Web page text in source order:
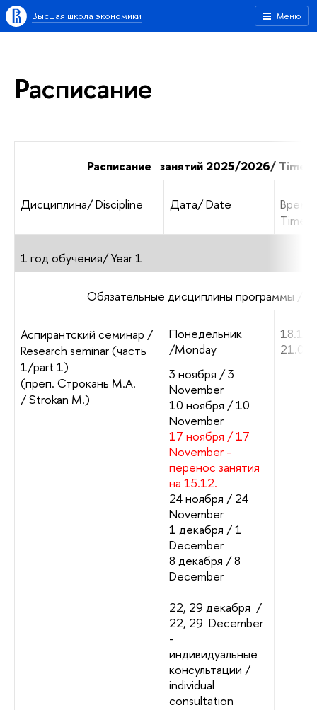
Меню
Высшая школа экономики
Расписание
Расписание занятий 2025/2026/
Дисциплина/ Discipline Дата/ Date
Time
1 год обучения/Year 1
Обязательные дисциплины программы /
Аспирантский семинар /
Research seminar (часть
1/part 1)
(преп. Строкань М.А.
/ Strokan М.)
Понедельник
/Monday
3 ноября / 3
November
10 ноября / 10
November
17 ноября / 17
November -
перенос занятия
на 15.12.
24 ноября / 24
November
1 декабря / 1
December
8 декабря / 8
December
22, 29 декабря /
22, 29 December
-
индивидуальные
консультации /
individual
consultation
18.10-
21.00